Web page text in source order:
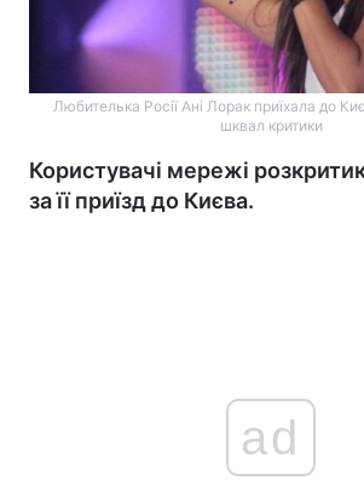
Любителька Росії Ані Лорак приїхала до
шквал критики
Користувачі мережі
за її приїзд до Києва.
ad